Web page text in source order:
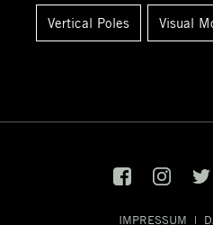
Vertical Poles Visual
IMPRESSUM |